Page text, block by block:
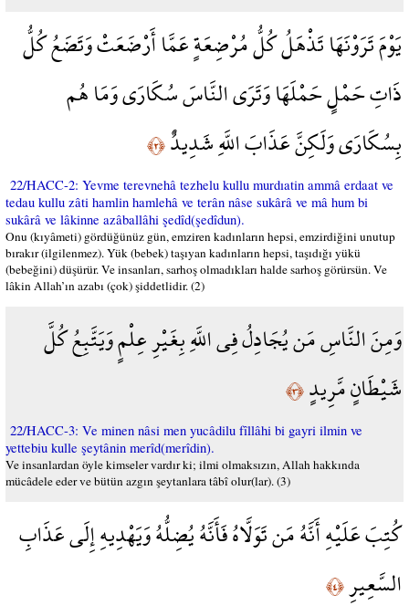
يَوْمَ تَرَوْنَهَا تَذْهَلُ كُلُّ مُرْضِعَةٍ عَمَّا أَرْضَعَتْ وَتَضَعُ كُلُّ
ذَاتِ حَمْلٍ حَمْلَهَا وَتَرَى النَّاسَ سُكَارَى وَمَا هُم
بِسُكَارَى وَلَكِنَّ عَذَابَ اللَّهِ شَدِيدٌ﴿٢﴾
22/HACC-2: Yevme terevnehâ tezhelu kullu murdıatin ammâ erdaat ve
tedau kullu zâti hamlin hamlehâ ve terân nâse sukârâ ve mâ hum bi
sukârâ ve lâkinne azâballâhi şedîd(şedîdun).
Onu (kıyâmeti) gördüğünüz gün, emziren kadınların hepsi, emzirdiğini unutup
bırakır (ilgilenmez). Yük (bebek) taşıyan kadınların hepsi, taşıdığı yükü
(bebeğini) düşürür. Ve insanları, sarhoş olmadıkları halde sarhoş görürsün. Ve
lâkin Allah’ın azabı (çok) şiddetlidir. (2)
وَمِنَ النَّاسِ مَن يُجَادِلُ فِي اللَّهِ بِغَيْرِ عِلْمٍ وَيَتَّبِعُ كُلَّ
شَيْطَانٍ مَّرِيدٍ﴿٣﴾
22/HACC-3: Ve minen nâsi men yucâdilu fîllâhi bi gayri ilmin ve
yettebiu kulle şeytânin merîd(merîdin).
Ve insanlardan öyle kimseler vardır ki; ilmi olmaksızın, Allah hakkında
mücâdele eder ve bütün azgın şeytanlara tâbî olur(lar). (3)
كُتِبَ عَلَيْهِ أَنَّهُ مَن تَوَلَّاهُ فَأَنَّهُ يُضِلُّهُ وَيَهْدِيهِ إِلَى عَذَابِ
السَّعِيرِ﴿٤﴾